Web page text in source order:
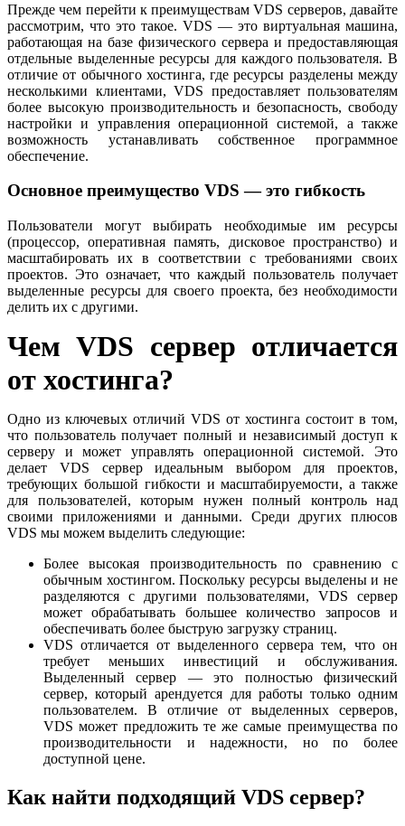
Прежде чем перейти к преимуществам VDS серверов, давайте
рассмотрим, что это такое. VDS — это виртуальная машина,
работающая на базе физического сервера и предоставляющая
отдельные выделенные ресурсы для каждого пользователя. В
отличие от обычного хостинга, где ресурсы разделены между
несколькими клиентами, VDS предоставляет пользователям
более высокую производительность и безопасность, свободу
настройки и управления операционной системой, а также
возможность устанавливать собственное программное
обеспечение.
Основное преимущество VDS — это гибкость
Пользователи могут выбирать необходимые им ресурсы
(процессор, оперативная память, дисковое пространство) и
масштабировать их в соответствии с требованиями своих
проектов. Это означает, что каждый пользователь получает
выделенные ресурсы для своего проекта, без необходимости
делить их с другими.
Чем VDS сервер отличается
от хостинга?
Одно из ключевых отличий VDS от хостинга состоит в том,
что пользователь получает полный и независимый доступ к
серверу и может управлять операционной системой. Это
делает VDS сервер идеальным выбором для проектов,
требующих большой гибкости и масштабируемости, а также
для пользователей, которым нужен полный контроль над
своими приложениями и данными. Среди других плюсов
VDS мы можем выделить следующие:
Более высокая производительность по сравнению с
обычным хостингом. Поскольку ресурсы выделены и не
разделяются с другими пользователями, VDS сервер
может обрабатывать большее количество запросов и
обеспечивать более быструю загрузку страниц.
VDS отличается от выделенного сервера тем, что он
требует меньших инвестиций и обслуживания.
Выделенный сервер — это полностью физический
сервер, который арендуется для работы только одним
пользователем. В отличие от выделенных серверов,
VDS может предложить те же самые преимущества по
производительности и надежности, но по более
доступной цене.
Как найти подходящий VDS сервер?